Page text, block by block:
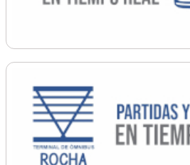
Secretaría General